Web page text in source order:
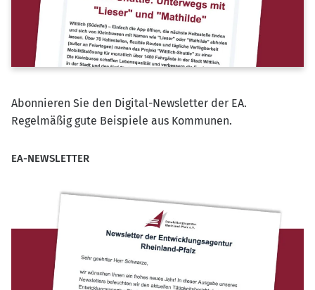
Abonnieren Sie den Digital-Newsletter der EA.
Regelmäßig gute Beispiele aus Kommunen.
EA-NEWSLETTER